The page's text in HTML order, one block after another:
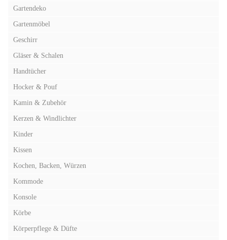
Gartendeko
Gartenmöbel
Geschirr
Gläser & Schalen
Handtücher
Hocker & Pouf
Kamin & Zubehör
Kerzen & Windlichter
Kinder
Kissen
Kochen, Backen, Würzen
Kommode
Konsole
Körbe
Körperpflege & Düfte